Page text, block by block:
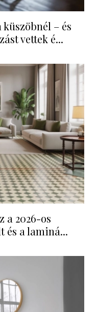
– és
vettek é...
a 2026-os
és a laminá...